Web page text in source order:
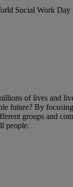
Social Work Day
of lives and
future? By
groups and
people.